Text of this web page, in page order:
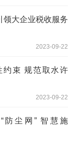
领大企业税收服务
2023-09-22
约束 规范取水许
2023-09-22
防尘网” 智慧施